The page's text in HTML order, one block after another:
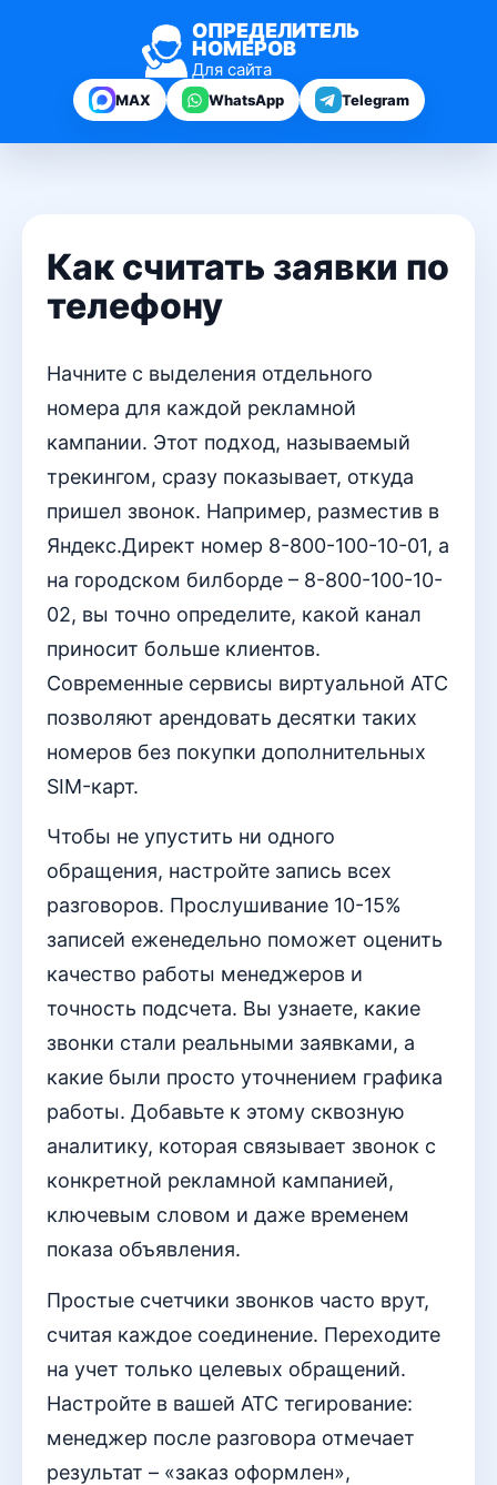
ОПРЕДЕЛИТЕЛЬ
НОМЕРОВ
Для сайта
MAX WhatsApp Telegram
Как считать заявки по
телефону
Начните с выделения отдельного
номера для каждой рекламной
кампании. Этот подход, называемый
трекингом, сразу показывает, откуда
пришел звонок. Например, разместив в
Яндекс.Директ номер 8-800-100-10-01, а
на городском билборде – 8-800-100-10-
02, вы точно определите, какой канал
приносит больше клиентов.
Современные сервисы виртуальной АТС
позволяют арендовать десятки таких
номеров без покупки дополнительных
SIM-карт.
Чтобы не упустить ни одного
обращения, настройте запись всех
разговоров. Прослушивание 10-15%
записей еженедельно поможет оценить
качество работы менеджеров и
точность подсчета. Вы узнаете, какие
звонки стали реальными заявками, а
какие были просто уточнением графика
работы. Добавьте к этому сквозную
аналитику, которая связывает звонок с
конкретной рекламной кампанией,
ключевым словом и даже временем
показа объявления.
Простые счетчики звонков часто врут,
считая каждое соединение. Переходите
на учет только целевых обращений.
Настройте в вашей АТС тегирование:
менеджер после разговора отмечает
результат – «заказ оформлен»,